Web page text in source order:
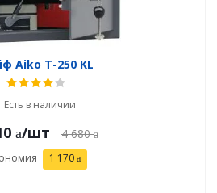
Aiko T-250 KL
Есть в наличии
/шт 4 680
1 170